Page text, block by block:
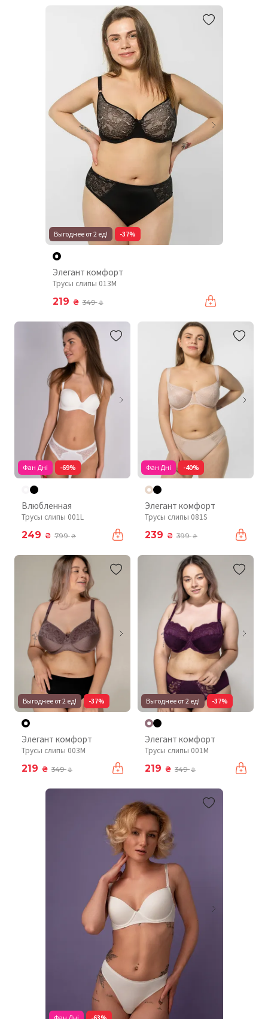
Выгоднее от 2 ед! -37%
Элегант комфорт
Трусы слипы 013M
219 ₴ 349₴
Фан Дні -69%
Влюбленная
Трусы слипы 001L
249 ₴ 799₴
Фан Дні -40%
Элегант комфорт
Трусы слипы 081S
239 ₴ 399₴
Выгоднее от 2 ед! -37%
Элегант комфорт
Трусы слипы 003М
219 ₴ 349₴
Выгоднее от 2 ед! -37%
Элегант комфорт
Трусы слипы 001М
219 ₴ 349₴